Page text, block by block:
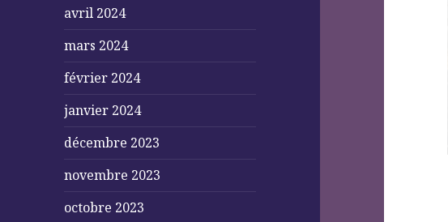
avril 2024
mars 2024
février 2024
janvier 2024
décembre 2023
novembre 2023
octobre 2023